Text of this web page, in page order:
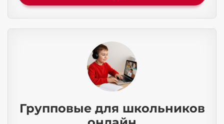
Групповые для школьников